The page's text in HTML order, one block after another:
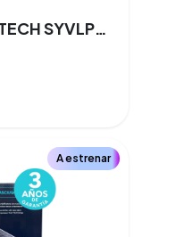
VENTILADOR SYTECH SYVLP38C
A estrenar